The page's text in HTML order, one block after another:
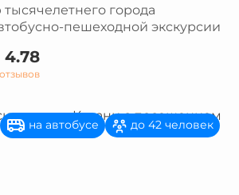
города
пешеходной экскурсии
4.78
на автобусе до 42 человек